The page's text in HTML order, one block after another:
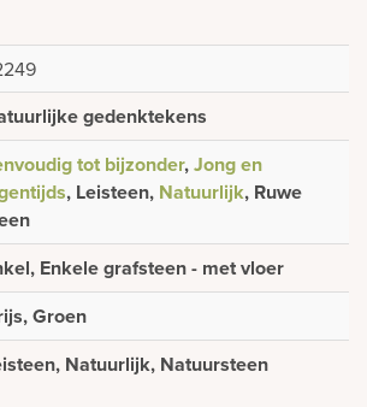
gedenktekens
tot bijzonder,Jong en
, Leisteen, Natuurlijk, Ruwe
Enkele grafsteen - met vloer
Groen
Natuurlijk, Natuursteen